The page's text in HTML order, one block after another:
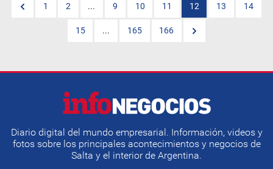
1 2 ... 9 10 11 12 13 14
15 ... 165 166
Diario digital del mundo empresarial. Información, videos y
fotos sobre los principales acontecimientos y negocios de
Salta y el interior de Argentina.